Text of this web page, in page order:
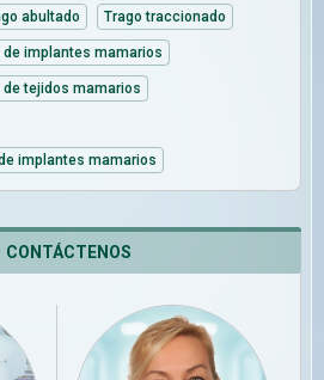
abultado Trago traccionado
implantes mamarios
tejidos mamarios
implantes mamarios